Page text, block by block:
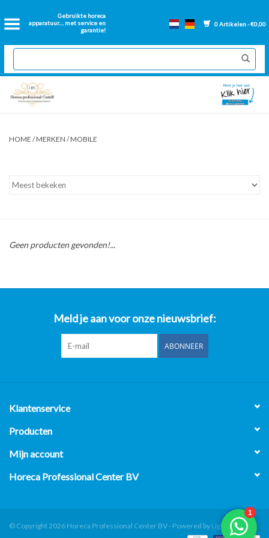
Gebruikte horeca
apparatuur.... met service en
garantie!
0 Artikelen - €0,00
Home
2dehands Horeca
Nieuwe apparatuur
Onderdelen bakwanden
Over ons
HOME /MERKEN /MOBILE
Geen producten gevonden!...
Meld je aan voor onze nieuwsbrief:
ABONNEER
Klantenservice
Producten
Mijn account
Horeca Professional Center BV
© Copyright 2026 Horeca Professional Center BV - Powered by Lightspeed